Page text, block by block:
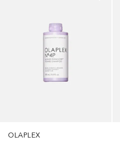
OLAPLEX